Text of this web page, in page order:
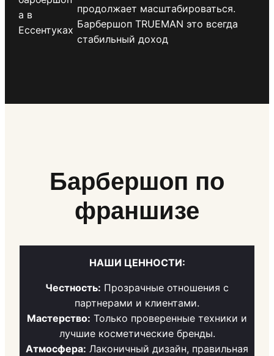
продолжает масштабироваться.
Барбершоп TRUEMAN это всегда
стабильный доход
Барбершоп по
франшизе
НАШИ ЦЕННОСТИ:
Честность: Прозрачные отношения с
партнерами и клиентами.
Мастерство: Только проверенные техники и
лучшие косметические бренды.
Атмосфера: Лаконичный дизайн, правильная